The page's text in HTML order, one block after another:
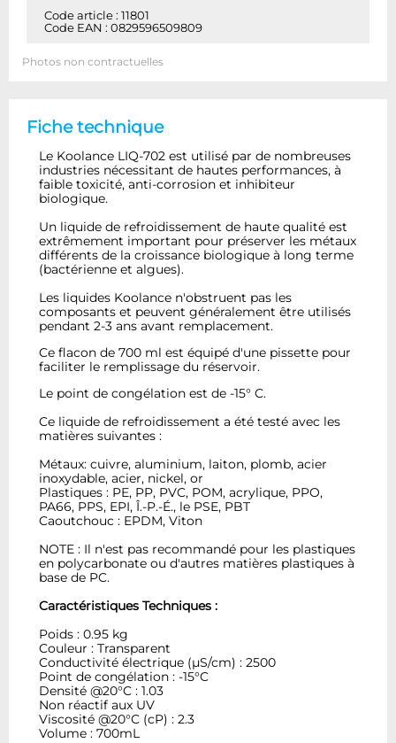
Code article : 11801
Code EAN : 0829596509809
Photos non contractuelles
Fiche technique
Le Koolance LIQ-702 est utilisé par de nombreuses
industries nécessitant de hautes performances, à
faible toxicité, anti-corrosion et inhibiteur
biologique.
Un liquide de refroidissement de haute qualité est
extrêmement important pour préserver les métaux
différents de la croissance biologique à long terme
(bactérienne et algues).
Les liquides Koolance n'obstruent pas les
composants et peuvent généralement être utilisés
pendant 2-3 ans avant remplacement.
Ce flacon de 700 ml est équipé d'une pissette pour
faciliter le remplissage du réservoir.
Le point de congélation est de -15° C.
Ce liquide de refroidissement a été testé avec les
matières suivantes :
Métaux: cuivre, aluminium, laiton, plomb, acier
inoxydable, acier, nickel, or
Plastiques : PE, PP, PVC, POM, acrylique, PPO,
PA66, PPS, EPI, Î.-P.-É., le PSE, PBT
Caoutchouc : EPDM, Viton
NOTE : Il n'est pas recommandé pour les plastiques
en polycarbonate ou d'autres matières plastiques à
base de PC.
Caractéristiques Techniques :
Poids : 0.95 kg
Couleur : Transparent
Conductivité électrique (µS/cm) : 2500
Point de congélation : -15°C
Densité @20°C : 1.03
Non réactif aux UV
Viscosité @20°C (cP) : 2.3
Volume : 700mL